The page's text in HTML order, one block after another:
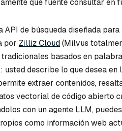
qué fuente consultar en
API de búsqueda diseñada
por Zilliz Cloud(Milvus
basados en
usted describe lo que desea
extraer contenidos,
vectorial de código abierto
con un agente LLM,
como información web